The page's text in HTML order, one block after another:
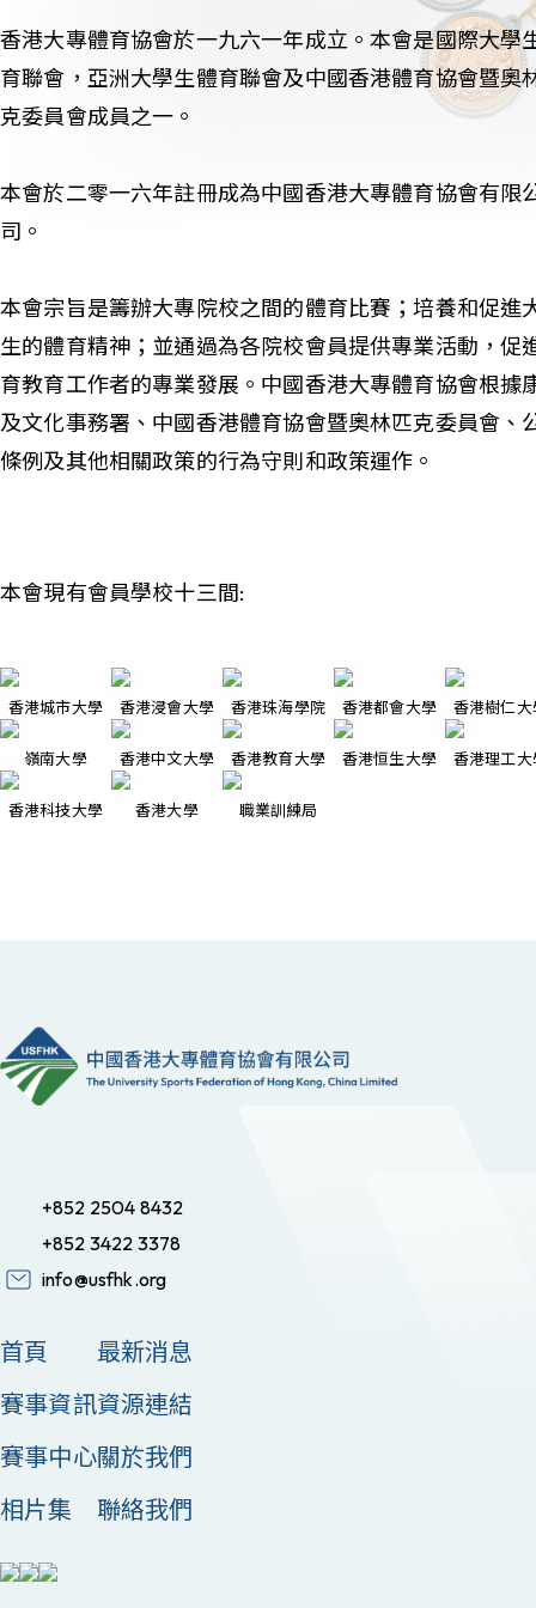
香港大專體育協會於一九六一年成立。本會是國際大學
育聯會，亞洲大學生體育聯會及中國香港體育協會暨奧
克委員會成員之一。
本會於二零一六年註冊成為中國香港大專體育協會有限
司。
本會宗旨是籌辦大專院校之間的體育比賽；培養和促進
生的體育精神；並通過為各院校會員提供專業活動，促
育教育工作者的專業發展。中國香港大專體育協會根據
及文化事務署、中國香港體育協會暨奧林匹克委員會、
條例及其他相關政策的行為守則和政策運作。
本會現有會員學校十三間:
香港城市大學 香港浸會大學 香港珠海學院 香港都會大學 香港樹仁大
嶺南大學 香港中文大學 香港教育大學 香港恒生大學 香港理工大
香港科技大學 香港大學 職業訓練局
+852 2504 8432
+852 3422 3378
info@usfhk.org
首頁
賽事資訊
賽事中心
相片集
最新消息
資源連結
關於我們
聯絡我們